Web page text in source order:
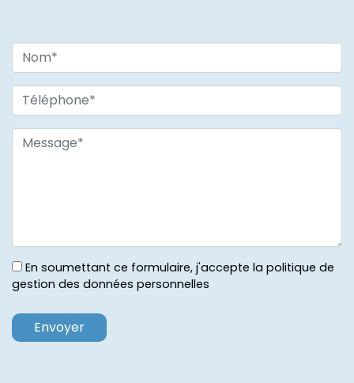
En soumettant ce formulaire, j'accepte la politique de
gestion des données personnelles